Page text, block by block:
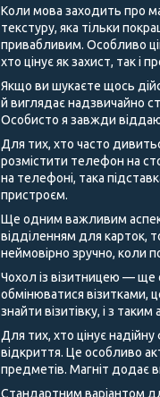
Коли мова заходить про
текстуру, яка тільки
привабливим. Особливо
хто цінує як захист, так і
Якщо ви шукаєте щось
й виглядає надзвичайно
Особисто я завжди
Для тих, хто часто
розмістити телефон на
на телефоні, така
пристроєм.
Ще одним важливим
відділенням для карток,
неймовірно зручно, коли
Чохол із візитницею — ще
обмінюватися візитками,
знайти візитівку, і з
Для тих, хто цінує
відкриття. Це особливо
предметів. Магніт додає
Стандартним варіантом